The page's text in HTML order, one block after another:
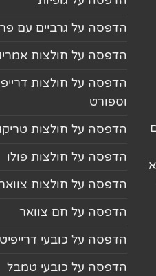
הדפסה על גרביים עם
הדפסה על חולצות
הדפסה על חולצות
וספורט
הדפסה על חולצות טריקו
הדפסה על חולצות פולו
הדפסה על חולצות
הדפסה על חם צוואר
הדפסה על כובעי דרייפיט
הדפסה על כובעי טמבל